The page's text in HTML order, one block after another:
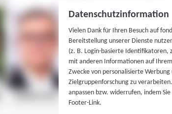
Datenschutzinformation
Vielen Dank für Ihren Besuch auf
Bereitstellung unserer Dienste
(z. B. Login-basierte
mit anderen Informationen auf
Zwecke von personalisierte
Zielgruppenforschung zu
anpassen bzw. widerrufen, indem
Footer-Link.